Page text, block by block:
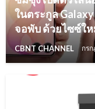
ในตระกูล
จอพับ ด้วยไซซ์ใ
CBNT CHANNEL กร